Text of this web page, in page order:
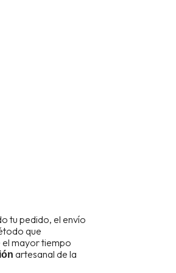
tu pedido, el envío
que
el mayor tiempo
artesanal de la